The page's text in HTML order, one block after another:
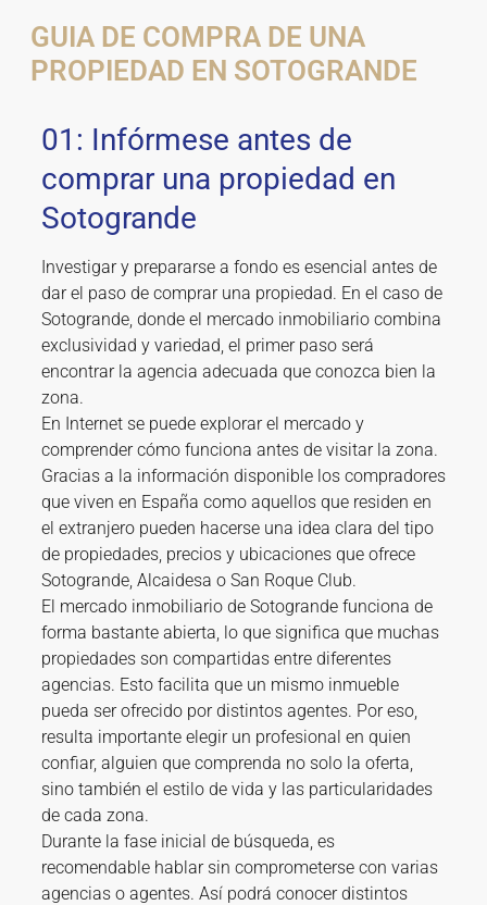
GUIA DE COMPRA DE UNA
PROPIEDAD EN SOTOGRANDE
01: Infórmese antes de
comprar una propiedad en
Sotogrande
Investigar y prepararse a fondo es esencial antes de
dar el paso de comprar una propiedad. En el caso de
Sotogrande, donde el mercado inmobiliario combina
exclusividad y variedad, el primer paso será
encontrar la agencia adecuada que conozca bien la
zona.
En Internet se puede explorar el mercado y
comprender cómo funciona antes de visitar la zona.
Gracias a la información disponible los compradores
que viven en España como aquellos que residen en
el extranjero pueden hacerse una idea clara del tipo
de propiedades, precios y ubicaciones que ofrece
Sotogrande, Alcaidesa o San Roque Club.
El mercado inmobiliario de Sotogrande funciona de
forma bastante abierta, lo que significa que muchas
propiedades son compartidas entre diferentes
agencias. Esto facilita que un mismo inmueble
pueda ser ofrecido por distintos agentes. Por eso,
resulta importante elegir un profesional en quien
confiar, alguien que comprenda no solo la oferta,
sino también el estilo de vida y las particularidades
de cada zona.
Durante la fase inicial de búsqueda, es
recomendable hablar sin comprometerse con varias
agencias o agentes. Así podrá conocer distintos